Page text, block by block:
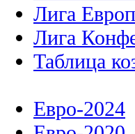
Лига
Лига
Таблица
Евро-2024